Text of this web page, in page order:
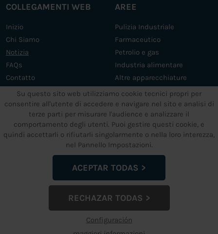
Su questo sito web utilizziamo cookie tecnici propri per
consentire all'utente di accedere e navigare nel sito e analisi di
terze parti per misurare l'audience e analizzare il
comportamento degli utenti. Puoi gestire questi cookie, e
quindi accettarli o rifiutarli singolarmente o nella loro interezza,
nel Pannello Impostazioni.
ACEPTAR TODAS
RECHAZAR TODAS
Configuración
COLLEGAMENTI WEB
Inizio
Chi Siamo
Notizia
FAQs
Contatto
AREE
Pulizia Industriale
Farmaceutico
Petrolio e gas
Industria alimentare
Altre apparecchiature
Servizi
ALTRI SERVIZI
Supporto e manutenzione
Impianti a ultrasuoni su
TESTI LEGALI
Impronta
Informativa sulla privacy dei
dati
Politica Cookies
Configuración de Cookies